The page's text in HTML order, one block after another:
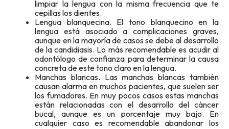
limpiar la lengua con la misma frecuencia que te
cepillas los dientes.
Lengua blanquecina. El tono blanquecino en la
lengua está asociado a complicaciones graves,
aunque en la mayoría de casos se debe al desarrollo
de la candidiasis. Lo más recomendable es acudir al
odontólogo de confianza para determinar la causa
concreta de este tono claro en la lengua.
Manchas blancas. Las manchas blancas también
causan alarma en muchos pacientes, que suelen ser
los fumadores. En muy pocos casos estas manchas
están relacionadas con el desarrollo del cáncer
bucal, aunque es un porcentaje muy bajo. En
cualquier caso es recomendable abandonar los